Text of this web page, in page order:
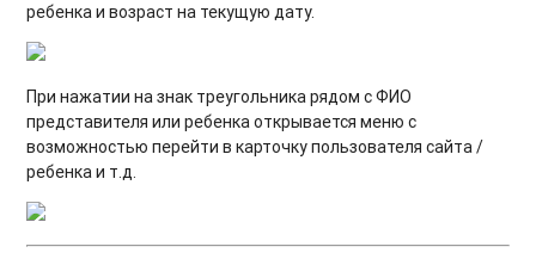
ребенка и возраст на текущую дату.
При нажатии на знак треугольника рядом с ФИО
представителя или ребенка открывается меню с
возможностью перейти в карточку пользователя сайта /
ребенка и т.д.